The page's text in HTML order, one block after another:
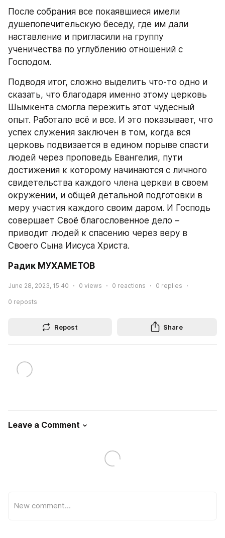
После собрания все покаявшиеся имели
душепопечительскую беседу, где им дали
наставление и пригласили на группу
ученичества по углублению отношений с
Господом.
Подводя итог, сложно выделить что-то одно и
сказать, что благодаря именно этому церковь
Шымкента смогла пережить этот чудесный
опыт. Работало всё и все. И это показывает, что
успех служения заключен в том, когда вся
церковь подвизается в едином порыве спасти
людей через проповедь Евангелия, пути
достижения к которому начинаются с личного
свидетельства каждого члена церкви в своем
окружении, и общей детальной подготовки в
меру участия каждого своим даром. И Господь
совершает Своё благословенное дело –
приводит людей к спасению через веру в
Своего Сына Иисуса Христа.
Радик МУХАМЕТОВ
June 28, 2023, 15:40 0 views 0 reactions 0 replies
0 reposts
Repost Share
Leave a Comment